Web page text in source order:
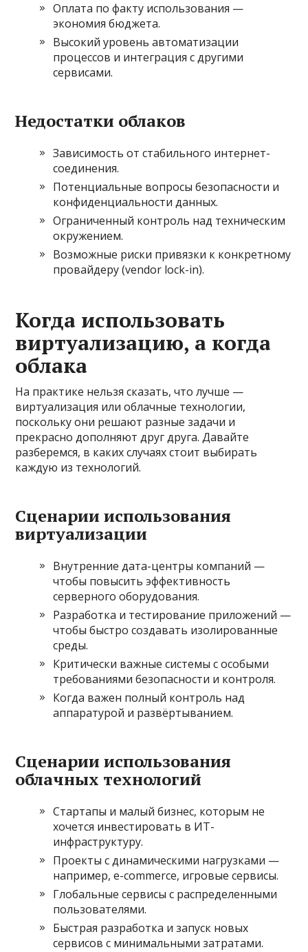
Оплата по факту использования —
экономия бюджета.
Высокий уровень автоматизации
процессов и интеграция с другими
сервисами.
Недостатки облаков
Зависимость от стабильного интернет-
соединения.
Потенциальные вопросы безопасности и
конфиденциальности данных.
Ограниченный контроль над техническим
окружением.
Возможные риски привязки к конкретному
провайдеру (vendor lock-in).
Когда использовать
виртуализацию, а когда
облака
На практике нельзя сказать, что лучше —
виртуализация или облачные технологии,
поскольку они решают разные задачи и
прекрасно дополняют друг друга. Давайте
разберемся, в каких случаях стоит выбирать
каждую из технологий.
Сценарии использования
виртуализации
Внутренние дата-центры компаний —
чтобы повысить эффективность
серверного оборудования.
Разработка и тестирование приложений —
чтобы быстро создавать изолированные
среды.
Критически важные системы с особыми
требованиями безопасности и контроля.
Когда важен полный контроль над
аппаратурой и развёртыванием.
Сценарии использования
облачных технологий
Стартапы и малый бизнес, которым не
хочется инвестировать в ИТ-
инфраструктуру.
Проекты с динамическими нагрузками —
например, e-commerce, игровые сервисы.
Глобальные сервисы с распределенными
пользователями.
Быстрая разработка и запуск новых
сервисов с минимальными затратами.